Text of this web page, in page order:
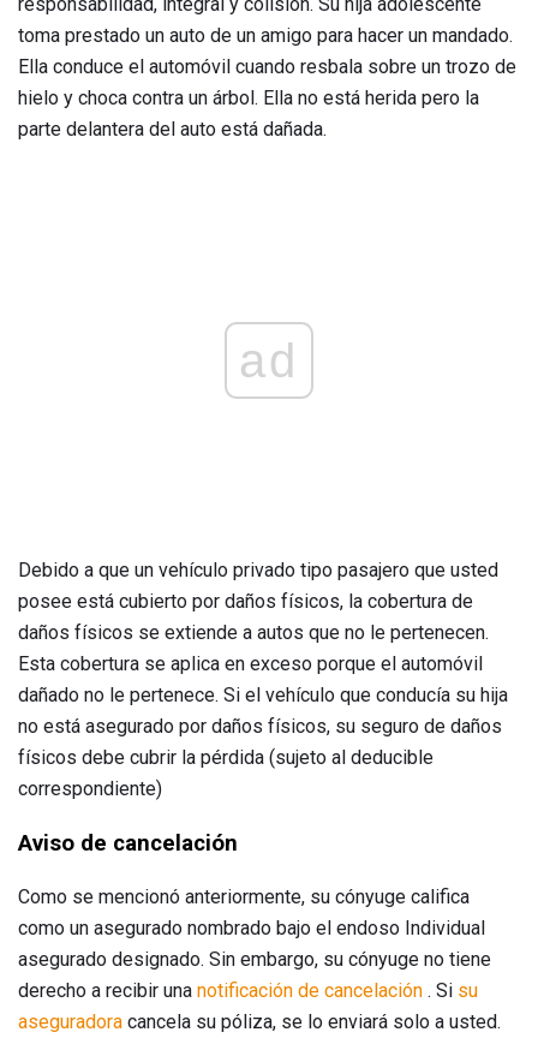
toma prestado un auto de un amigo para hacer un mandado.
Ella conduce el automóvil cuando resbala sobre un trozo de
hielo y choca contra un árbol. Ella no está herida pero la
parte delantera del auto está dañada.
ad
Debido a que un vehículo privado tipo pasajero que usted
posee está cubierto por daños físicos, la cobertura de
daños físicos se extiende a autos que no le pertenecen.
Esta cobertura se aplica en exceso porque el automóvil
dañado no le pertenece. Si el vehículo que conducía su hija
no está asegurado por daños físicos, su seguro de daños
físicos debe cubrir la pérdida (sujeto al deducible
correspondiente)
Aviso de cancelación
Como se mencionó anteriormente, su cónyuge califica
como un asegurado nombrado bajo el endoso Individual
asegurado designado. Sin embargo, su cónyuge no tiene
derecho a recibir una notificación de cancelación . Si su
aseguradora cancela su póliza, se lo enviará solo a usted.